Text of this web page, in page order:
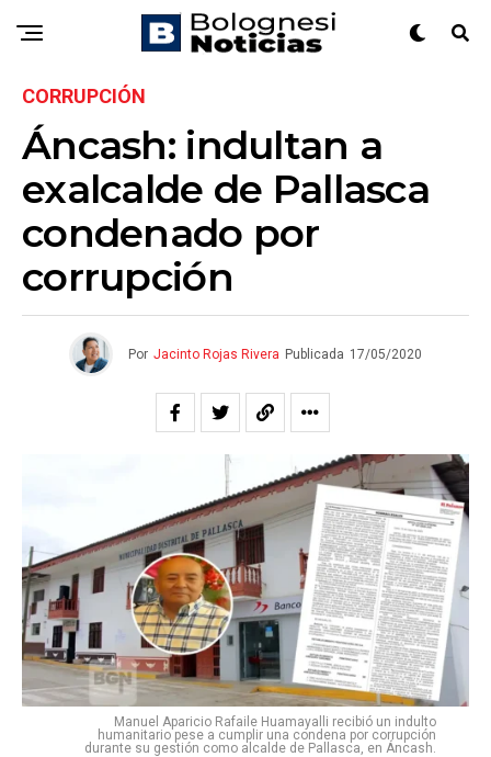
CORRUPCIÓN
Áncash: indultan a
exalcalde de Pallasca
condenado por
corrupción
Por Jacinto Rojas Rivera Publicada 17/05/2020
Manuel Aparicio Rafaile Huamayalli recibió un indulto
humanitario pese a cumplir una condena por corrupción
durante su gestión como alcalde de Pallasca, en Áncash.